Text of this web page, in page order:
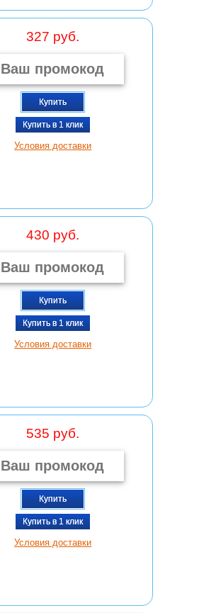
327 руб.
Купить
Купить в 1 клик
Условия доставки
430 руб.
Купить
Купить в 1 клик
Условия доставки
535 руб.
Купить
Купить в 1 клик
Условия доставки